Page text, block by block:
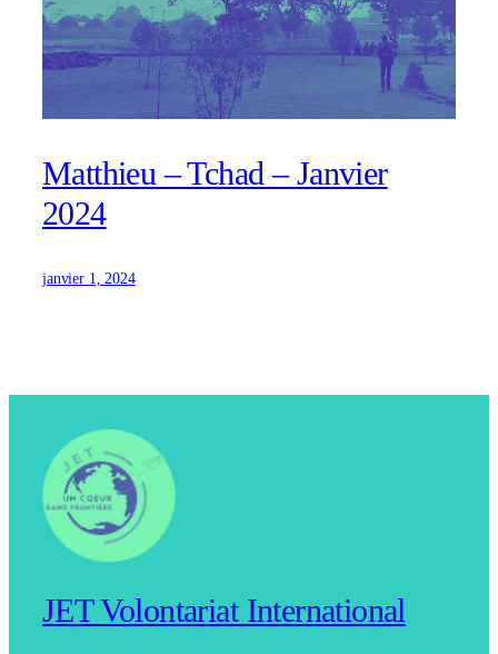
Matthieu – Tchad – Janvier
2024
janvier 1, 2024
JET Volontariat International